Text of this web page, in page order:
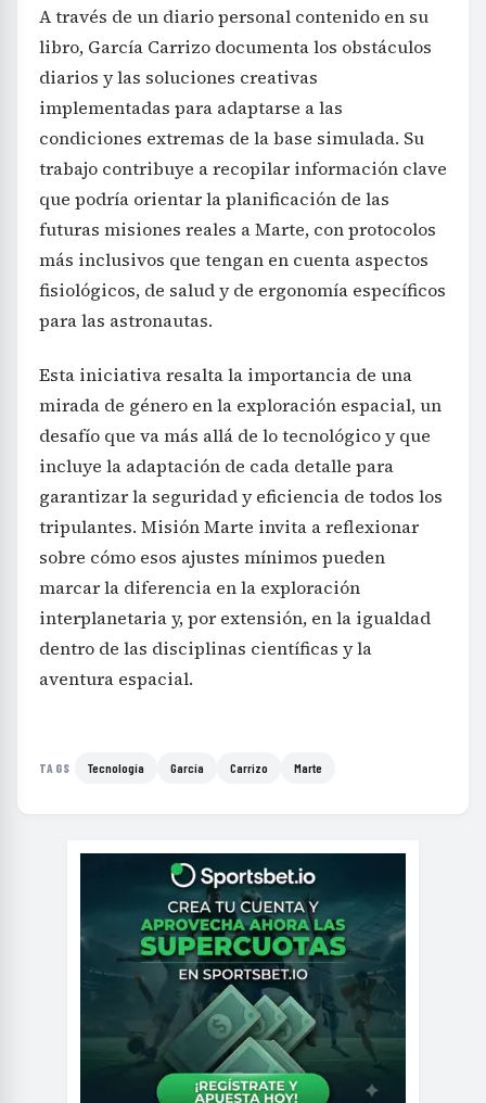
A través de un diario personal contenido en su
libro, García Carrizo documenta los obstáculos
diarios y las soluciones creativas
implementadas para adaptarse a las
condiciones extremas de la base simulada. Su
trabajo contribuye a recopilar información clave
que podría orientar la planificación de las
futuras misiones reales a Marte, con protocolos
más inclusivos que tengan en cuenta aspectos
fisiológicos, de salud y de ergonomía específicos
para las astronautas.
Esta iniciativa resalta la importancia de una
mirada de género en la exploración espacial, un
desafío que va más allá de lo tecnológico y que
incluye la adaptación de cada detalle para
garantizar la seguridad y eficiencia de todos los
tripulantes. Misión Marte invita a reflexionar
sobre cómo esos ajustes mínimos pueden
marcar la diferencia en la exploración
interplanetaria y, por extensión, en la igualdad
dentro de las disciplinas científicas y la
aventura espacial.
TAGS Tecnología García Carrizo Marte